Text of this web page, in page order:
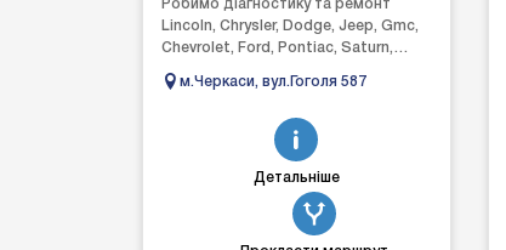
Робимо діагностику та ремонт
Lincoln, Chrysler, Dodge, Jeep, Gmc,
Chevrolet, Ford, Pontiac, Saturn,
Hummer Виконуємо...
м.Черкаси, вул.Гоголя 587
Детальніше